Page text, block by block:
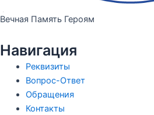
Вечная Память Героям
Навигация
Реквизиты
Вопрос-Ответ
Обращения
Контакты